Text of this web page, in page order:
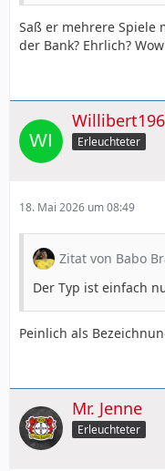
Saß er mehrere Spiele
der Bank? Ehrlich?
Erleuchteter
18. Mai 2026 um 08:49
Zitat von Babo
Der Typ ist einfach
Peinlich als
Mr. Jenne
Erleuchteter